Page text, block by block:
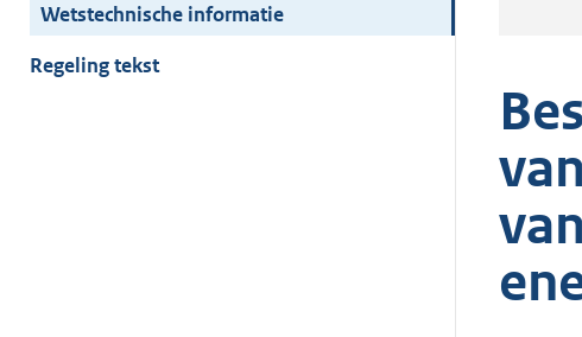
Wetstechnische informatie
Regeling tekst